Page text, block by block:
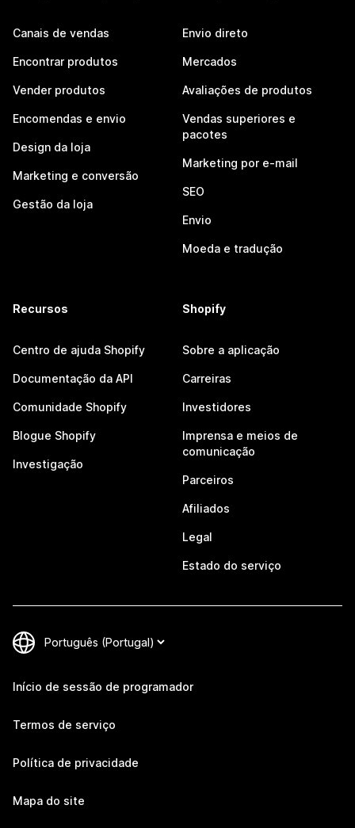
Canais de vendas
Encontrar produtos
Vender produtos
Encomendas e envio
Design da loja
Marketing e conversão
Gestão da loja
Envio direto
Mercados
Avaliações de produtos
Vendas superiores e
pacotes
Marketing por e-mail
SEO
Envio
Moeda e tradução
Recursos
Centro de ajuda Shopify
Documentação da API
Comunidade Shopify
Blogue Shopify
Investigação
Shopify
Sobre a aplicação
Carreiras
Investidores
Imprensa e meios de
comunicação
Parceiros
Afiliados
Legal
Estado do serviço
Início de sessão de programador
Termos de serviço
Política de privacidade
Mapa do site